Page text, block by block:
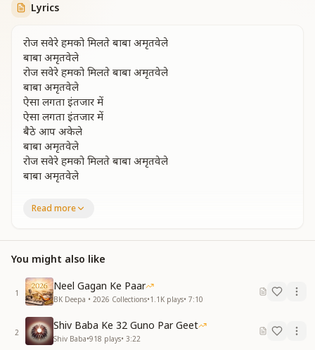
Lyrics
रोज सवेरे हमको मिलते बाबा अमृतवेले
बाबा अमृतवेले
रोज सवेरे हमको मिलते बाबा अमृतवेले
बाबा अमृतवेले
ऐसा लगता इंतजार में
ऐसा लगता इंतजार में
बैठे आप अकेले
बाबा अमृतवेले
रोज सवेरे हमको मिलते बाबा अमृतवेले
बाबा अमृतवेले
प्यार से भर देते हो
पकड़के उंगली साथ में अपने
बाबा ले लेते हो
बाबा ले लेते हो
अतीन्द्रिय सुखकी मस्ती में झूल रहे हम झूले
बाबा अमृतवेले
रोज सवेरे हमको मिलते बाबा अमृतवेले
बाबा अमृतवेले
Read more
You might also like
1
Neel Gagan Ke Paar
BK Deepa • 2026 Collections•1.1K plays• 7:10
2
Shiv Baba Ke 32 Guno Par Geet
Shiv Baba•918 plays• 3:22